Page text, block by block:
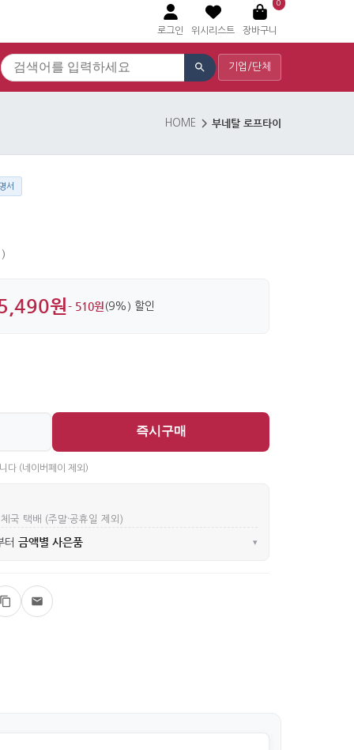
로그인 위시리스트
0
장바구니
기업/단체
HOME 부네탈 로프타이
서
원 - 510원 (9%) 할인
즉시구매
다 (네이버페이 제외)
국 택배 (주말·공휴일 제외)
터 금액별 사은품 ▾